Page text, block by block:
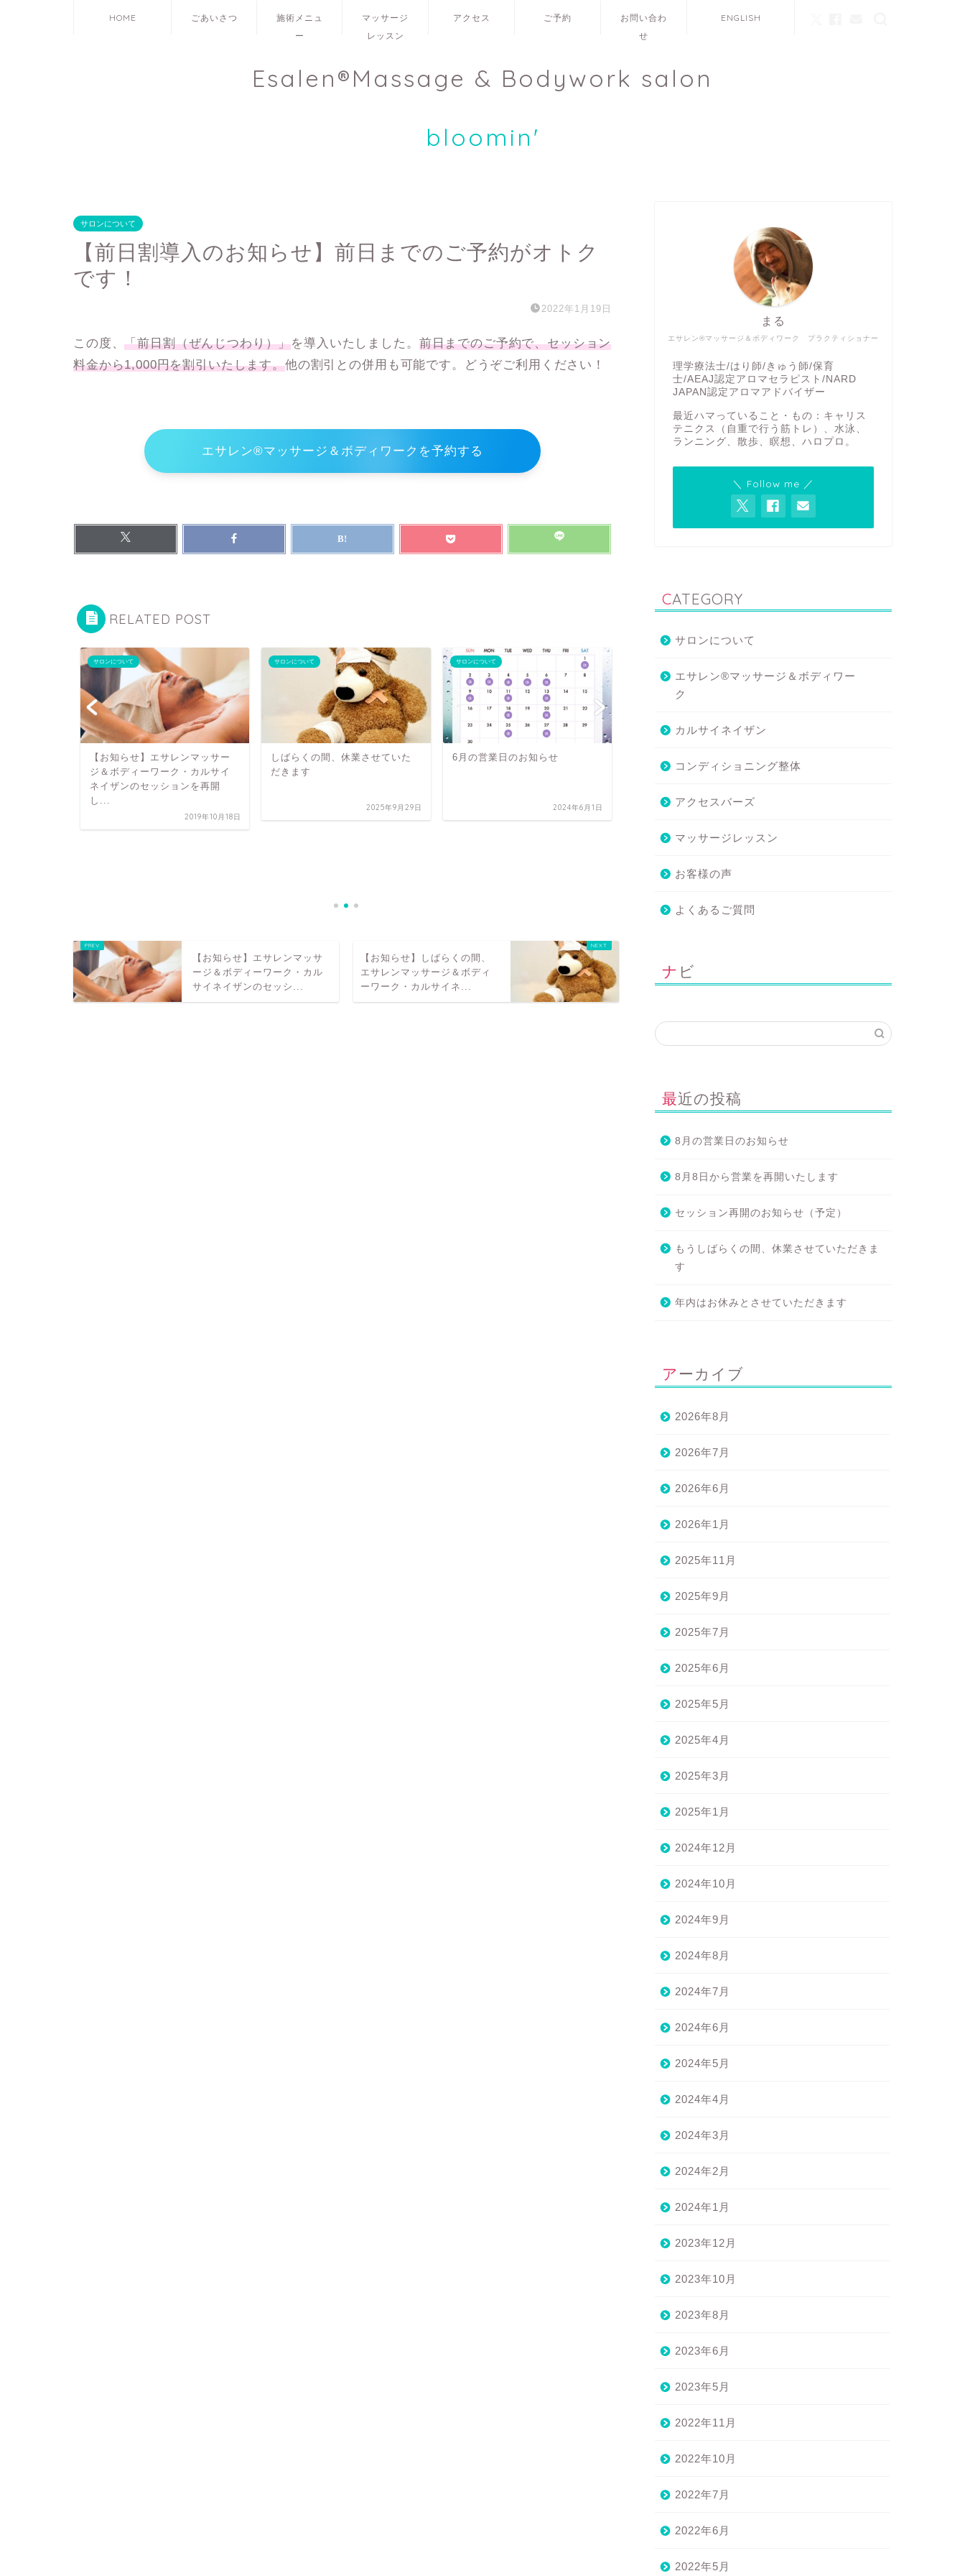
HOME ごあいさつ
施術メニュ
ー
マッサージ
レッスン
アクセス ご予約
お問い合わ
せ
ENGLISH
Esalen®Massage & Bodywork salon
bloomin'
サロンについて
【前日割導入のお知らせ】前日までのご予約がオトク
です！
2022年1月19日
この度、「前日割（ぜんじつわり）」を導入いたしました。 前日までのご予約で、セッション
料金から1,000円を割引いたします。他の割引との併用も可能です。どうぞご利用ください！
エサレン®マッサージ＆ボディワークを予約する
RELATED POST
サロンについて
【お知らせ】エサレンマッサー
ジ＆ボディーワーク・カルサイ
ネイザンのセッションを再開
し...
2019年10月18日
サロンについて
しばらくの間、休業させていた
だきます
2025年9月29日
サロンについて
6月の営業日のお知らせ
2024年6月1日
【お知らせ】エサレンマッサー
ジ＆ボディーワーク・カルサイ
【お知らせ】エサレンマッサ
ージ＆ボディーワーク・カル
サイネイザンのセッシ...
【お知らせ】しばらくの間、
エサレンマッサージ＆ボディ
ーワーク・カルサイネ...
エサレン®マッサージ＆ボディワーク プラクティショナー
まる
理学療法士/はり師/きゅう師/保育
士/AEAJ認定アロマセラピスト/NARD
JAPAN認定アロマアドバイザー
最近ハマっていること・もの：キャリス
テニクス（自重で行う筋トレ）、水泳、
ランニング、散歩、瞑想、ハロプロ。
＼ Follow me ／
CATEGORY
サロンについて
エサレン®マッサージ＆ボディワー
ク
カルサイネイザン
コンディショニング整体
アクセスバーズ
マッサージレッスン
お客様の声
よくあるご質問
ナビ
最近の投稿
8月の営業日のお知らせ
8月8日から営業を再開いたします
セッション再開のお知らせ（予定）
もうしばらくの間、休業させていただきま
す
年内はお休みとさせていただきます
アーカイブ
2026年8月
2026年7月
2026年6月
2026年1月
2025年11月
2025年9月
2025年7月
2025年6月
2025年5月
2025年4月
2025年3月
2025年1月
2024年12月
2024年10月
2024年9月
2024年8月
2024年7月
2024年6月
2024年5月
2024年4月
2024年3月
2024年2月
2024年1月
2023年12月
2023年10月
2023年8月
2023年6月
2023年5月
2022年11月
2022年10月
2022年7月
2022年6月
2022年5月